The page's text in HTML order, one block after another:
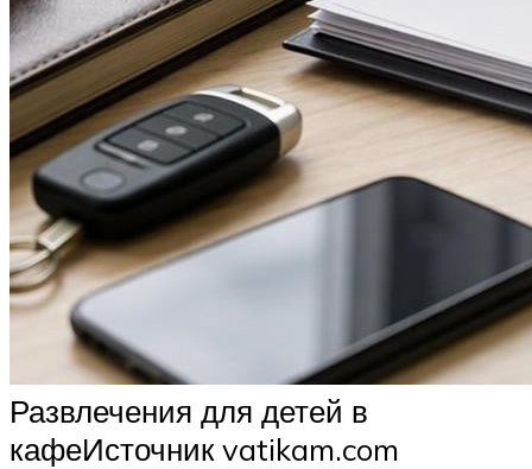
Развлечения для детей в
кафеИсточник vatikam.com